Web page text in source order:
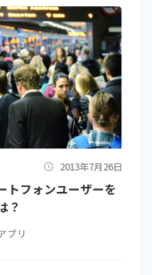
2013年7月26日
トフォンユーザーを
？
プリ